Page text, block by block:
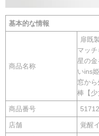
基本的な情報
商品名称
扉既
マッチ
星の
いins
窓か
棒【
商品番号
店舗 覚醒